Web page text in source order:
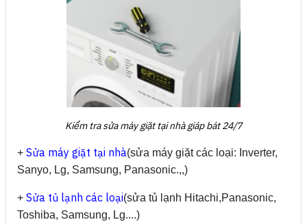
Kiểm tra sửa máy giặt tại nhà giáp bát 24/7
+ Sửa máy giặt tại nhà(sửa máy giặt các loại: Inverter,
Sanyo, Lg, Samsung, Panasonic.,,)
+ Sửa tủ lạnh các loại(sửa tủ lạnh Hitachi,Panasonic,
Toshiba, Samsung, Lg....)